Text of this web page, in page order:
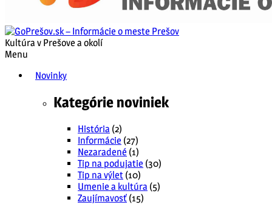
Kultúra v Prešove a okolí
Menu
Novinky
Kategórie noviniek
História (2)
Informácie (27)
Nezaradené (1)
Tip na podujatie (30)
Tip na výlet (10)
Umenie a kultúra (5)
Zaujímavosť (15)